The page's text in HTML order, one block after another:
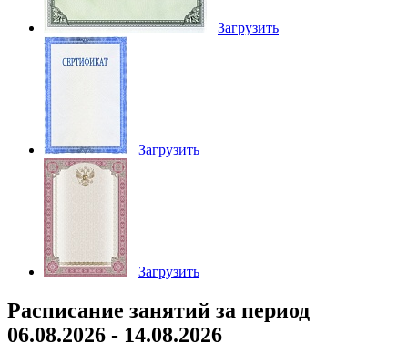
Загрузить
Загрузить
Загрузить
Расписание занятий за период
06.08.2026 - 14.08.2026